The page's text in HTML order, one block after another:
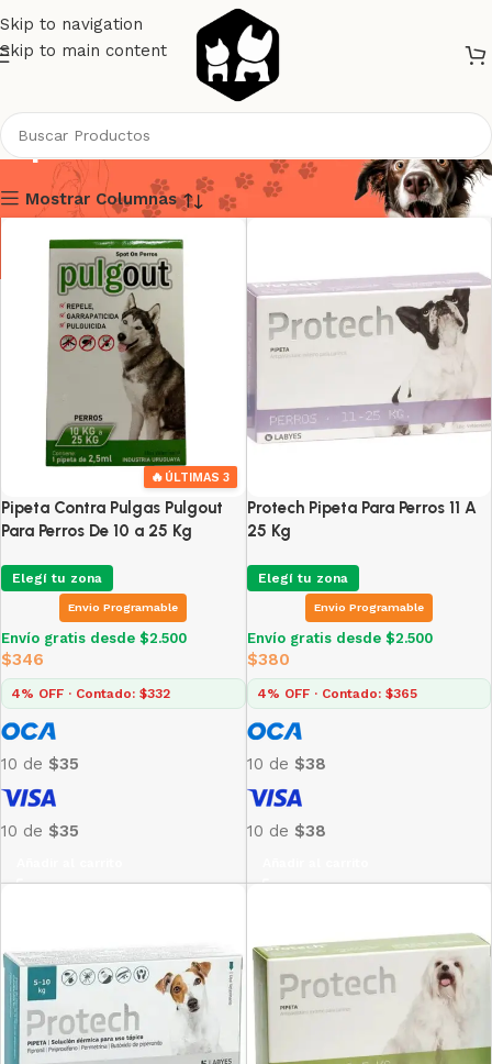
Skip to navigation
Skip to main content
Pipetas
Mostrar Columnas
🔥 ÚLTIMAS 3
Pipeta Contra Pulgas Pulgout
Para Perros De 10 a 25 Kg
Elegí tu zona
Envio Programable
Envío gratis desde $2.500
$346
4% OFF · Contado: $332
10 de $35
10 de $35
Protech Pipeta Para Perros 11 A
25 Kg
Elegí tu zona
Envio Programable
Envío gratis desde $2.500
$380
4% OFF · Contado: $365
10 de $38
10 de $38